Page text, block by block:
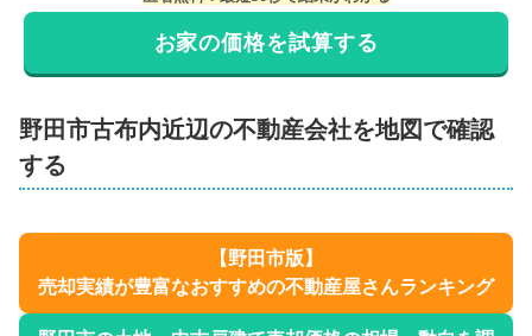
お家の価格を試算する
野田市古布内近辺の不動産会社を地図で確認
する
【野田市版】
売却実績が豊富なおすすめの不動産屋さんランキング